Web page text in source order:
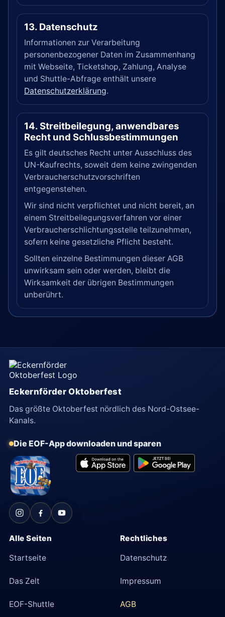
13. Datenschutz
Informationen zur Verarbeitung
personenbezogener Daten im Zusammenhang
mit Webseite, Ticketshop, Zahlung, Analyse
und Shuttle-Abfrage enthält unsere
Datenschutzerklärung.
14. Streitbeilegung, anwendbares
Recht und Schlussbestimmungen
Es gilt deutsches Recht unter Ausschluss des
UN-Kaufrechts, soweit dem keine zwingenden
Verbraucherschutzvorschriften
entgegenstehen.
Wir sind nicht verpflichtet und nicht bereit, an
einem Streitbeilegungsverfahren vor einer
Verbraucherschlichtungsstelle teilzunehmen,
sofern keine gesetzliche Pflicht besteht.
Sollten einzelne Bestimmungen dieser AGB
unwirksam sein oder werden, bleibt die
Wirksamkeit der übrigen Bestimmungen
unberührt.
Eckernförder Oktoberfest
Das größte Oktoberfest nördlich des Nord-Ostsee-
Kanals.
Die EOF-App downloaden und sparen
Alle Seiten
Startseite
Das Zelt
EOF-Shuttle
Rechtliches
Datenschutz
Impressum
AGB